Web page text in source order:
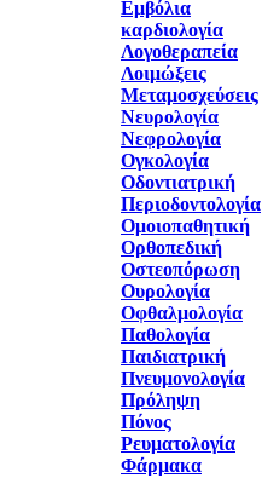
Εμβόλια
καρδιολογία
Λογοθεραπεία
Λοιμώξεις
Μεταμοσχεύσεις
Νευρολογία
Νεφρολογία
Ογκολογία
Οδοντιατρική
Περιοδοντολογία
Ομοιοπαθητική
Ορθοπεδική
Οστεοπόρωση
Ουρολογία
Οφθαλμολογία
Παθολογία
Παιδιατρική
Πνευμονολογία
Πρόληψη
Πόνος
Ρευματολογία
Φάρμακα